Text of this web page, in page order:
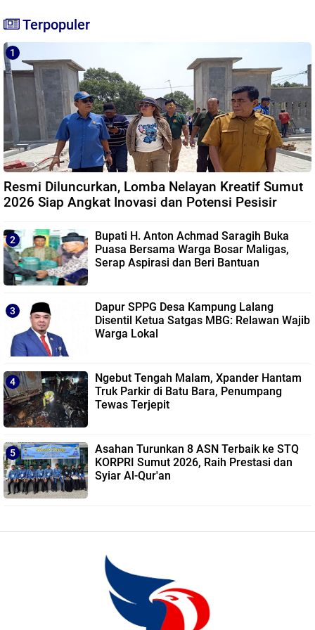
Terpopuler
Resmi Diluncurkan, Lomba Nelayan Kreatif Sumut
2026 Siap Angkat Inovasi dan Potensi Pesisir
Bupati H. Anton Achmad Saragih Buka
Puasa Bersama Warga Bosar Maligas,
Serap Aspirasi dan Beri Bantuan
Dapur SPPG Desa Kampung Lalang
Disentil Ketua Satgas MBG: Relawan Wajib
Warga Lokal
Ngebut Tengah Malam, Xpander Hantam
Truk Parkir di Batu Bara, Penumpang
Tewas Terjepit
Asahan Turunkan 8 ASN Terbaik ke STQ
KORPRI Sumut 2026, Raih Prestasi dan
Syiar Al-Qur'an